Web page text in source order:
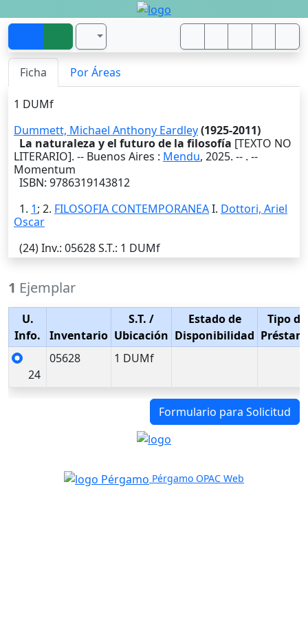
Ficha Por Áreas
1 DUMf
Dummett, Michael Anthony Eardley(1925-2011)
La naturaleza y el futuro de la filosofía [TEXTO NO
LITERARIO]. -- Buenos Aires : Mendu, 2025. -- . --
Momentum
ISBN: 9786319143812
1. 1; 2. FILOSOFIA CONTEMPORANEAI. Dottori, Ariel
Oscar
(24)Inv.: 05628S.T.: 1 DUMf
1 Ejemplar
U.
Info.
Inventario
S.T. /
Ubicación
Estado de
Disponibilidad
Tipo de
24
05628 1 DUMf
Formulario para Solicitud
Pérgamo OPAC Web